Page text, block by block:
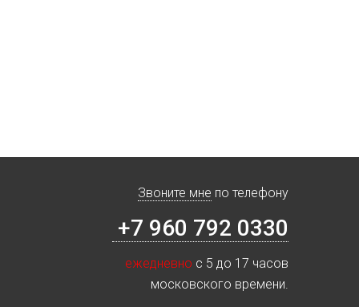
Звоните мне по телефону
+7 960 792 0330
ежедневно с 5 до 17 часов
московского времени.